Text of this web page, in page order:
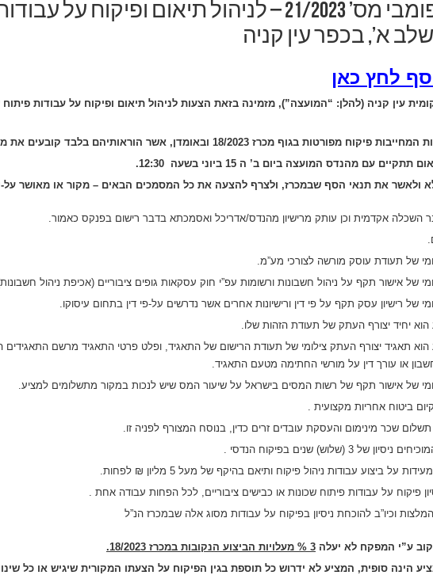
מכרז פומבי מס’ 21/2023 – לניהול תיאום
א’, בכפר עין קניה
לחץ כאן
עין קניה (להלן: “המועצה”), מזמינה בזאת הצעות לניהול תיאום ופיקוח על עבודות פיתוח
בגוף מכרז 18/2023 ובאומדן, אשר הוראותיהם בלבד קובעים את מלוא היקף עבודות הדרוש פיקוח לפי מכרז זה.
עם מהנדס המועצה ביום ב’ ה 15 ביוני בשעה 12:30.
ולאשר את תנאי הסף שבמכרז, ולצרף להצעה את כל המסמכים הבאים – מקור או מאושר על-
השכלה אקדמית וכן עותק מרישיון מהנדס/אדריכל ואסמכתא בדבר רישום בפנקס כאמור.
של תעודת עוסק מורשה לצורכי מע”מ.
של אישור תקף על ניהול חשבונות ורשומות עפ”י חוק עסקאות גופים ציבוריים (אכיפת ניהול חשבונות) תשל”ו-1976 או
של רישיון עסק תקף על פי דין ורישיונות אחרים אשר נדרשים על-פי דין בתחום עיסוקו.
יחיד יצורף העתק של תעודת הזהות שלו.
תאגיד יצורף העתק צילומי של תעודת הרישום של התאגיד, ופלט פרטי התאגיד מרשם התאגידים
או עורך דין על מורשי החתימה מטעם התאגיד.
של אישור תקף של רשות המסים בישראל על שיעור המס שיש לנכות במקור מתשלומים למציע.
ביטוח אחריות מקצועית .
שכר מינימום והעסקת עובדים זרים כדין, בנוסח המצורף לפניה זו.
של 3 (שלוש) שנים בפיקוח הנדסי .
על ביצוע עבודות ניהול פיקוח ותיאם בהיקף של מעל 5 מליון ₪ לפחות.
פיקוח על עבודות פיתוח שכונות או כבישים ציבוריים, לכל הפחות עבודה אחת .
וכיו”ב להוכחת ניסיון בפיקוח על עבודות מסוג אלה שבמכרז הנ”ל
ע”י המפקח לא יעלה 3 % מעלויות הביצוע הנקובות במכרז 18/2023.
הינה סופית, המציע לא ידרוש כל תוספת בגין הפיקוח על הצעתו המקורית שיגיש או כל